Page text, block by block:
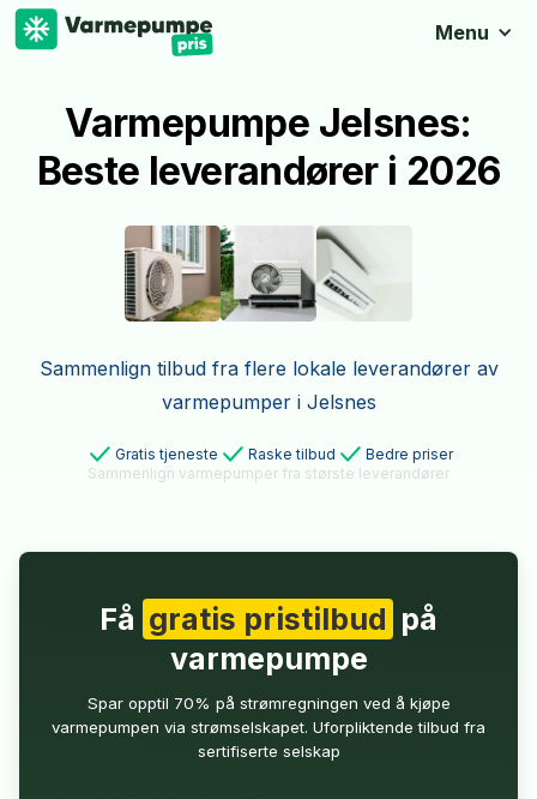
Menu
Varmepumpe Jelsnes:
Beste leverandører i 2026
Sammenlign tilbud fra flere lokale leverandører av
varmepumper i Jelsnes
Gratis tjeneste Raske tilbud
Bedre priser
Sammenlign varmepumper fra største leverandører
Få gratis pristilbud på
varmepumpe
Spar opptil 70% på strømregningen ved å kjøpe
varmepumpen via strømselskapet. Uforpliktende tilbud fra
sertifiserte selskap